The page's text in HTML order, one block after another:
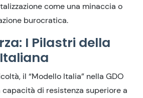
come una minaccia o
burocratica.
I Pilastri della
il “Modello Italia” nella GDO
di resistenza superiore a